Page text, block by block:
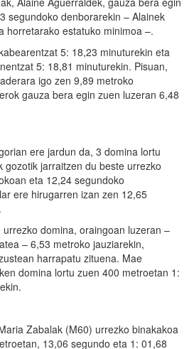
segundoko denborarekin – Alainek
horretarako estatuko minimoa –.
5: 18,23 minuturekin eta
5: 18,81 minuturekin. Pisuan,
igo zen 9,89 metroko
gauza bera egin zuen luzeran 6,48
ere jardun da, 3 domina lortu
gozotik jarraitzen du beste urrezko
eta 12,24 segundoko
ere hirugarren izan zen 12,65
domina, oraingoan luzeran –
– 6,53 metroko jauziarekin,
harrapatu zituena. Mae
domina lortu zuen 400 metroetan 1:
Zabalak (M60) urrezko binakakoa
13,06 segundo eta 1: 01,68